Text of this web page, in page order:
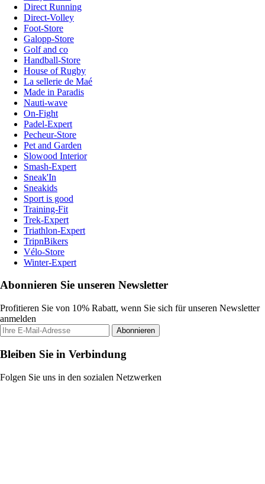
Direct Running
Direct-Volley
Foot-Store
Galopp-Store
Golf and co
Handball-Store
House of Rugby
La sellerie de Maé
Made in Paradis
Nauti-wave
On-Fight
Padel-Expert
Pecheur-Store
Pet and Garden
Slowood Interior
Smash-Expert
Sneak'In
Sneakids
Sport is good
Training-Fit
Trek-Expert
Triathlon-Expert
TripnBikers
Vélo-Store
Winter-Expert
Abonnieren Sie unseren Newsletter
Profitieren Sie von 10% Rabatt, wenn Sie sich für unseren Newsletter
anmelden
Abonnieren
Bleiben Sie in Verbindung
Folgen Sie uns in den sozialen Netzwerken